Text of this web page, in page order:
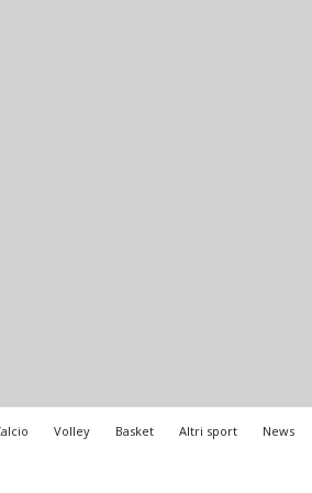
Volley Basket Altri sport News